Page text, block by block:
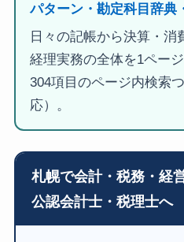
パターン・勘定科目辞典
日々の記帳から決算・消
経理実務の全体を1ペー
304項目のページ内検索
応）。
札幌で会計・税務・経
公認会計士・税理士へ